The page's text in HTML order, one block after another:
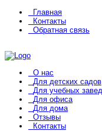
Главная
Контакты
Обратная связь
О нас
Для детских садов
Для учебных
Для офиса
Для дома
Отзывы
Контакты